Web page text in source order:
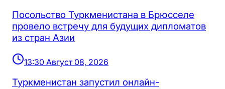
Посольство Туркменистана в Брюсселе
провело встречу для будущих дипломатов
из стран Азии
13:30 Август 08, 2026
Туркменистан запустил онлайн-